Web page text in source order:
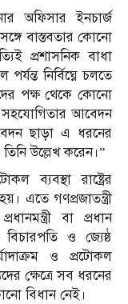
অফিসার ইনচার্জ
বাস্তবতার কোনো
প্রশাসনিক বাধা
নির্বিঘ্নে চলতে
পক্ষ থেকে কোনো
সহযোগিতার আবেদন
ছাড়া এ ধরনের
উল্লেখ করেন।”
ব্যবস্থা রাষ্ট্রের
এতে গণপ্রজাতন্ত্রী
বা প্রধান
বিচারপতি ও জ্যেষ্ঠ
ও প্রটোকল
ক্ষেত্রে সব ধরনের
বিধান নেই।